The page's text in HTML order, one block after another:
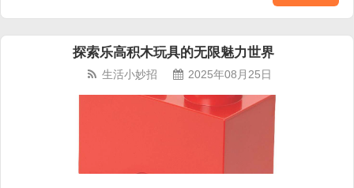
探索乐高积木玩具的无限魅力世界
生活小妙招 2025年08月25日